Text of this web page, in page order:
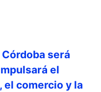
será
el
comercio y la